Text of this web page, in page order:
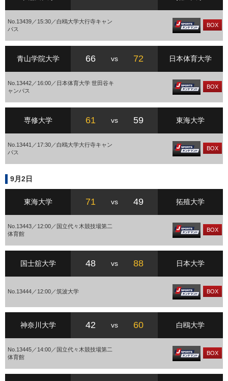
No.13439／15:30／白鴎大学大行寺キャン
パス
BOX
青山学院大学 66 vs 72 日本体育大学
No.13442／16:00／日本体育大学 世田谷キ
ャンパス
BOX
専修大学 61 vs 59 東海大学
No.13441／17:30／白鴎大学大行寺キャン
パス
BOX
9月2日
東海大学 71 vs 49 拓殖大学
No.13443／12:00／国立代々木競技場第二
体育館
BOX
国士舘大学 48 vs 88 日本大学
No.13444／12:00／筑波大学 BOX
神奈川大学 42 vs 60 白鴎大学
No.13445／14:00／国立代々木競技場第二
体育館
BOX